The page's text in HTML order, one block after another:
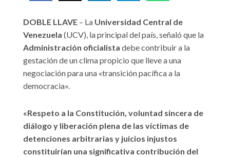
DOBLE LLAVE – La Universidad Central de
Venezuela (UCV), la principal del país, señaló que la
Administración oficialista debe contribuir a la
gestación de un clima propicio que lleve a una
negociación para una «transición pacífica a la
democracia».
«Respeto a la Constitución, voluntad sincera de
diálogo y liberación plena de las víctimas de
detenciones arbitrarias y juicios injustos
constituirían una significativa contribución del